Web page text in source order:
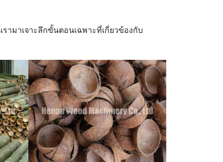
ามาเจาะลึกขั้นตอนเฉพาะที่เกี่ยวข้องกับ